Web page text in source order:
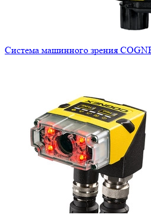
Система машинного зрения